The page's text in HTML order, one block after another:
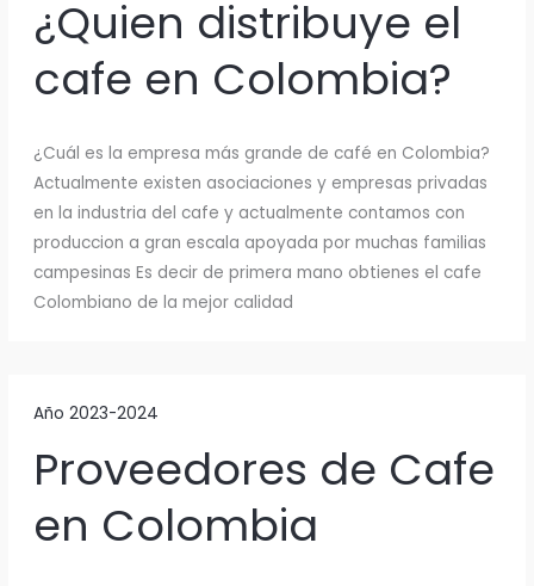
¿Quien distribuye el
cafe en Colombia?
¿Cuál es la empresa más grande de café en Colombia?
Actualmente existen asociaciones y empresas privadas
en la industria del cafe y actualmente contamos con
produccion a gran escala apoyada por muchas familias
campesinas Es decir de primera mano obtienes el cafe
Colombiano de la mejor calidad
Año 2023-2024
Proveedores de Cafe
en Colombia